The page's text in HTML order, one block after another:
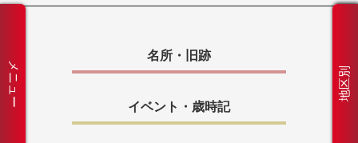
メニュー 地区別
名所・旧跡
イベント・歳時記